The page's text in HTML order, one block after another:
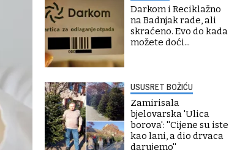
Darkom i Reciklažno
na Badnjak rade, ali
skraćeno. Evo do kada
možete doći...
USUSRET BOŽIĆU
Zamirisala
bjelovarska 'Ulica
borova': ''Cijene su iste
kao lani, a dio drvaca
darujemo''